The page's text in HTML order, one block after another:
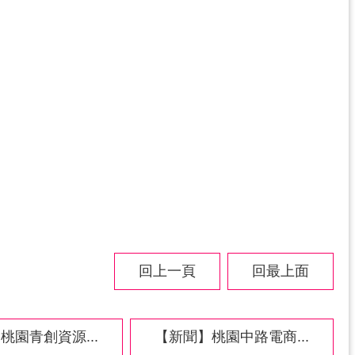
回上一頁 回最上面
園青創資源... 【新聞】桃園中路電商...